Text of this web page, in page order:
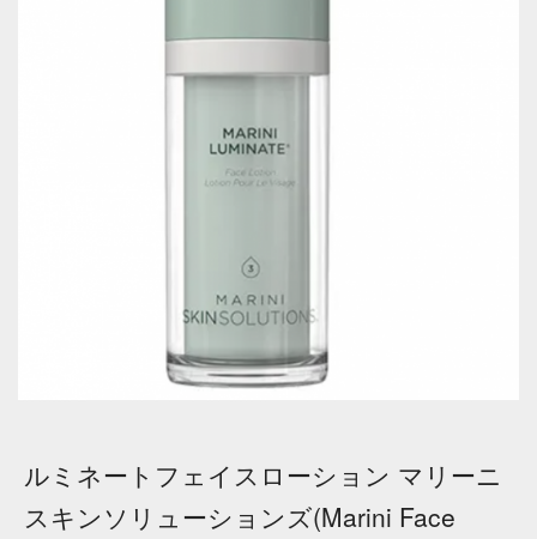
ルミネートフェイスローション マリーニ
スキンソリューションズ(Marini Face